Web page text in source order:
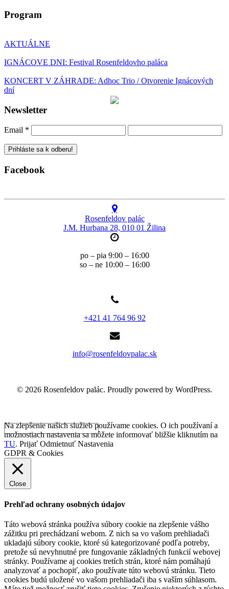
Program
AKTUÁLNE
IGNÁCOVE DNI: Festival Rosenfeldovho paláca
KONCERT V ZÁHRADE: Adhoc Trio / Otvorenie Ignácových
dní
Newsletter
Email *
Facebook
Rosenfeldov palác
J.M. Hurbana 28, 010 01 Žilina
po – pia 9:00 – 16:00
so – ne 10:00 – 16:00
+421 41 764 96 92
info@rosenfeldovpalac.sk
© 2026 Rosenfeldov palác. Proudly powered by WordPress.
Na zlepšenie našich služieb používame cookies. O ich používaní a
možnostiach nastavenia sa môžete informovať bližšie kliknutím na
TU. Prijať Odmietnuť Nastavenia
GDPR & Cookies
Close
Prehľad ochrany osobných údajov
Táto webová stránka používa súbory cookie na zlepšenie vášho
zážitku pri prechádzaní webom. Z nich sa vo vašom prehliadači
ukladajú súbory cookie, ktoré sú kategorizované podľa potreby,
pretože sú nevyhnutné pre fungovanie základných funkcií webovej
stránky. Používame aj cookies tretích strán, ktoré nám pomáhajú
analyzovať a pochopiť, ako používate túto webovú stránku. Tieto
cookies budú uložené vo vašom prehliadači iba s vaším súhlasom.